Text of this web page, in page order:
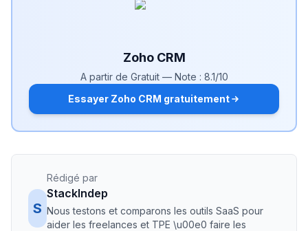
Zoho CRM
A partir de Gratuit— Note : 8.1/10
Essayer Zoho CRM gratuitement
S
Rédigé par
StackIndep
Nous testons et comparons les outils SaaS pour
aider les freelances et TPE \u00e0 faire les